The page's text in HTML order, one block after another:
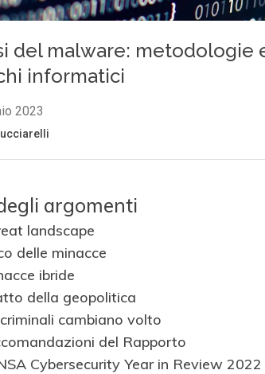
argomenti
landscape
delle minacce
ibride
della geopolitica
cambiano volto
del Rapporto
Cybersecurity Year in Review 2022